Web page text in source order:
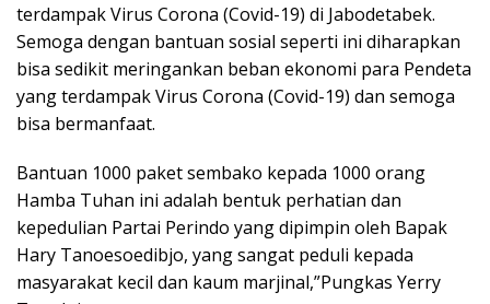
terdampak Virus Corona (Covid-19) di Jabodetabek.
Semoga dengan bantuan sosial seperti ini diharapkan
bisa sedikit meringankan beban ekonomi para Pendeta
yang terdampak Virus Corona (Covid-19) dan semoga
bisa bermanfaat.
Bantuan 1000 paket sembako kepada 1000 orang
Hamba Tuhan ini adalah bentuk perhatian dan
kepedulian Partai Perindo yang dipimpin oleh Bapak
Hary Tanoesoedibjo, yang sangat peduli kepada
masyarakat kecil dan kaum marjinal,”Pungkas Yerry